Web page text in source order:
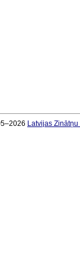
Latvijas